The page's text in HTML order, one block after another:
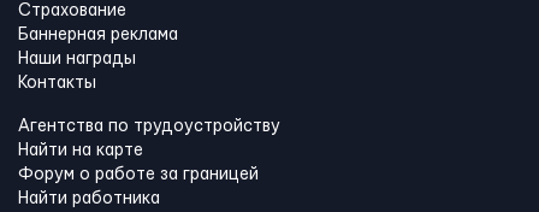
Страхование
Баннерная реклама
Наши награды
Контакты
Агентства по трудоустройству
Найти на карте
Форум о работе за границей
Найти работника